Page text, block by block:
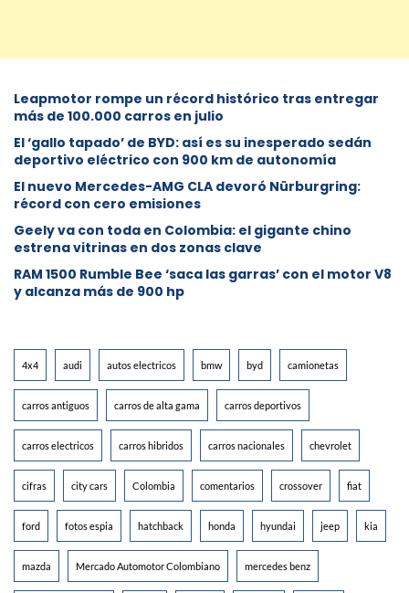
Leapmotor rompe un récord histórico tras entregar
más de 100.000 carros en julio
El ‘gallo tapado’ de BYD: así es su inesperado sedán
deportivo eléctrico con 900 km de autonomía
El nuevo Mercedes-AMG CLA devoró Nürburgring:
récord con cero emisiones
Geely va con toda en Colombia: el gigante chino
estrena vitrinas en dos zonas clave
RAM 1500 Rumble Bee ‘saca las garras’ con el motor V8
y alcanza más de 900 hp
4x4 audi autos electricos bmw byd camionetas
carros antiguos carros de alta gama carros deportivos
carros electricos carros hibridos carros nacionales chevrolet
cifras city cars Colombia comentarios crossover fiat
ford fotos espia hatchback honda hyundai jeep kia
mazda Mercado Automotor Colombiano mercedes benz